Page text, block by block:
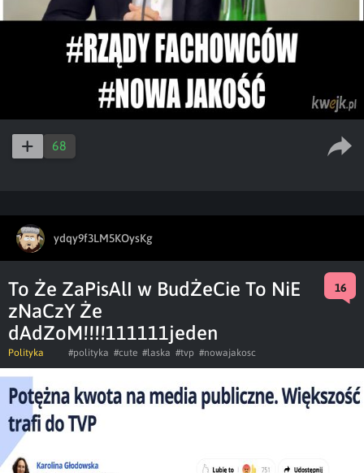
68
ydqy9f3LM5KOysKg
To Że ZaPisAlI w BudŻeCie To NiE
zNaCzY Że
dAdZoM!!!!111111jeden
16
Polityka #polityka #cute #laska #tvp #nowajakosc